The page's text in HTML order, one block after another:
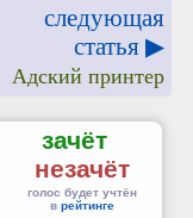
следующая
статья ▶
Адский принтер
зачёт
незачёт
голос будет учтён
в рейтинге